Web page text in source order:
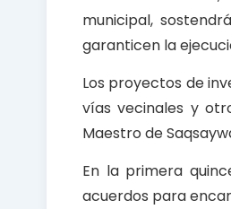
municipal,
garanticen la
Los proyectos de
vías vecinales y
Maestro de
En la primera
acuerdos para